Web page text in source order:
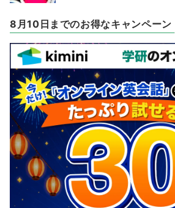
8月10日までのお得なキャンペーン